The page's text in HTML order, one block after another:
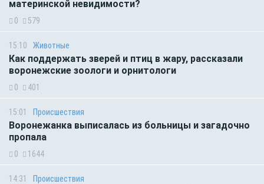
материнской невидимости?
0 579
15:10 Животные
Как поддержать зверей и птиц в жару, рассказали
воронежские зоологи и орнитологи
0 401
15:01 Происшествия
Воронежанка выписалась из больницы и загадочно
пропала
0 1644
14:31 Происшествия